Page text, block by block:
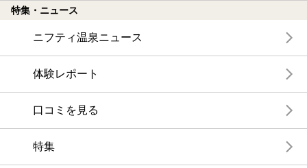
特集・ニュース
ニフティ温泉ニュース
体験レポート
口コミを見る
特集